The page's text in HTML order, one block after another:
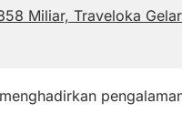
Miliar, Traveloka